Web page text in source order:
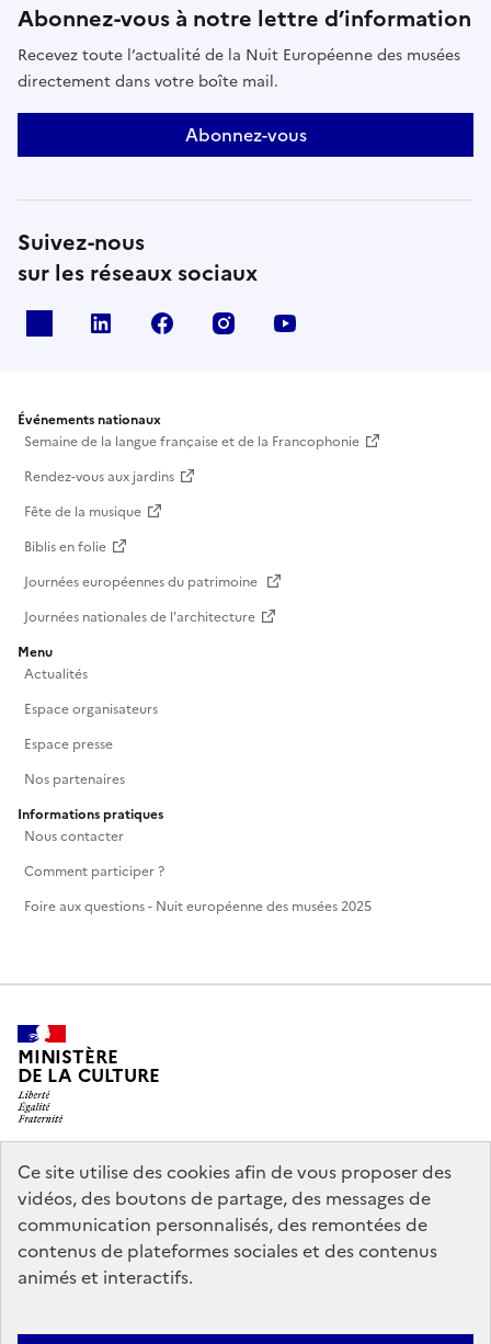
Ce site utilise des cookies afin de vous proposer des
vidéos, des boutons de partage, des messages de
communication personnalisés, des remontées de
contenus de plateformes sociales et des contenus
animés et interactifs.
Abonnez-vous à notre lettre d’information
Recevez toute l’actualité de la Nuit Européenne des musées
directement dans votre boîte mail.
Abonnez-vous
Suivez-nous
sur les réseaux sociaux
Linkedin Facebook Instagram
Événements nationaux
Semaine de la langue française et de la Francophonie
Rendez-vous aux jardins
Fête de la musique
Biblis en folie
Journées européennes du patrimoine
Journées nationales de l'architecture
Menu
Actualités
Espace organisateurs
Espace presse
Nos partenaires
Informations pratiques
Nous contacter
Comment participer ?
Foire aux questions - Nuit européenne des musées 2025
MINISTÈRE
DE LA CULTURE
legifrance.gouv.fr
info.gouv.fr
service-public.gouv.fr
data.gouv.fr
Crédits Accessibilité : partiellement conforme Mentions légales